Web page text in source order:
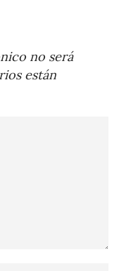
no será
están